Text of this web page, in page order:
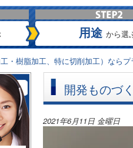
用途 から選
・樹脂加工、特に切削加工）なら
開発ものづ
2021年6月11日 金曜日